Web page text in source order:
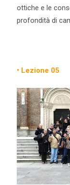
ottiche e le
profondità di
• Lezione 05